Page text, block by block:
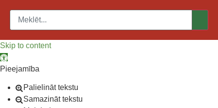
Skip to content
Open toolbar
Pieejamība
Palielināt tekstu
Samazināt tekstu